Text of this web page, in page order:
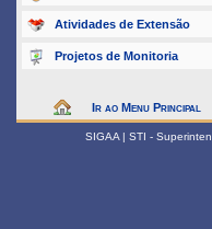
Atividades de Extensão
Projetos de Monitoria
Ir ao Menu Principal
SIGAA | STI -